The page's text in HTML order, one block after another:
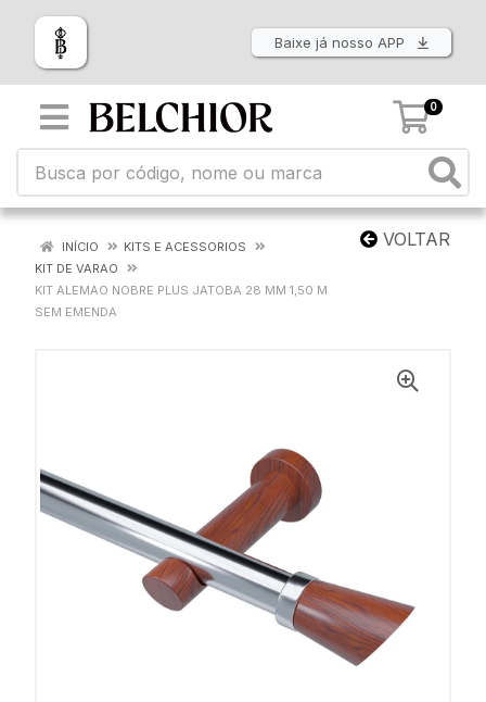
Baixe já nosso APP
0
VOLTAR
INÍCIO
KITS E ACESSORIOS
KIT DE VARAO
KIT ALEMAO NOBRE PLUS JATOBA 28 MM 1,50 M
SEM EMENDA